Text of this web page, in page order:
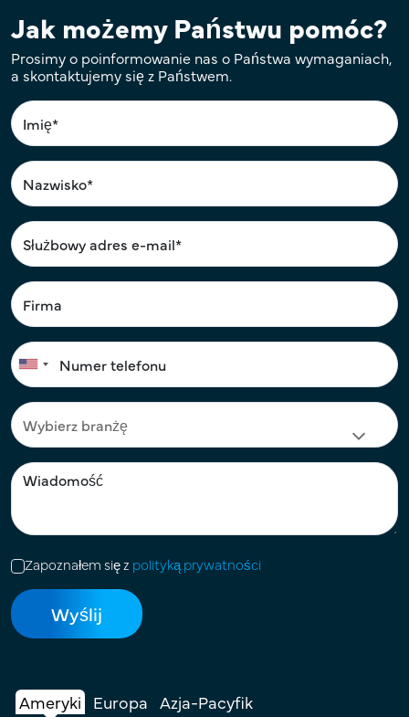
Jak możemy Państwu pomóc?
Prosimy o poinformowanie nas o Państwa wymaganiach,
a skontaktujemy się z Państwem.
Zapoznałem się z polityką prywatności
Ameryki Europa Azja-Pacyfik